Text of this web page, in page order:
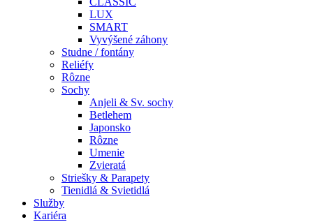
LUX
SMART
Vyvýšené záhony
Studne / fontány
Reliéfy
Rôzne
Sochy
Anjeli & Sv. sochy
Betlehem
Japonsko
Rôzne
Umenie
Zvieratá
Striešky & Parapety
Tienidlá & Svietidlá
Služby
Kariéra